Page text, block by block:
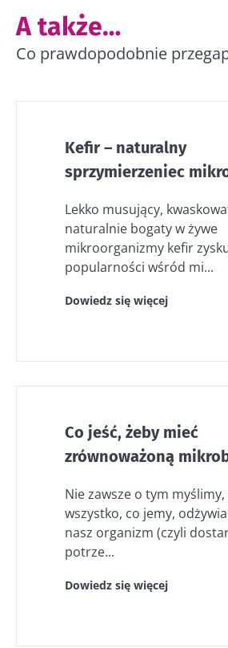
A także…
Co prawdopodobnie
Kefir – naturalny
sprzymierzeniec
Lekko musujący,
naturalnie bogaty w żywe
mikroorganizmy kefir
popularności wśród mi...
Dowiedz się więcej
Co jeść, żeby mieć
zrównoważoną
Nie zawsze o tym myślimy,
wszystko, co jemy,
nasz organizm (czyli
potrze...
Dowiedz się więcej